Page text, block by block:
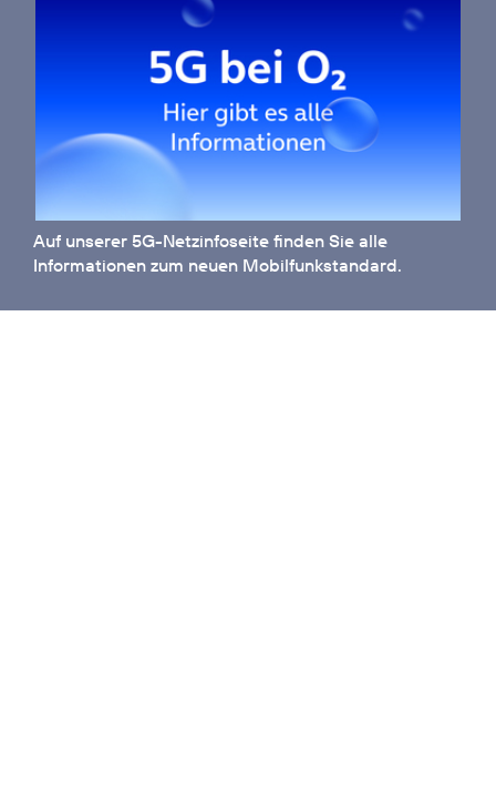
Auf unserer 5G-Netzinfoseite finden Sie alle
Informationen zum neuen Mobilfunkstandard.